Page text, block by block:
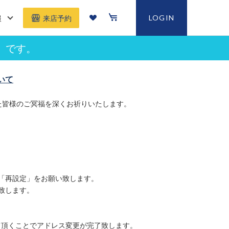
来店予約 LOGIN
す。
て
様のご冥福を深くお祈りいたします。
設定」をお願い致します。
ます。
ことでアドレス変更が完了致します。